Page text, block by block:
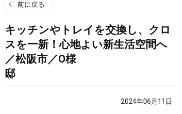
前に戻る
キッチンやトレイを交換し、クロ
スを一新！心地よい新生活空間へ
／松阪市／O様
邸
2024年06月11日